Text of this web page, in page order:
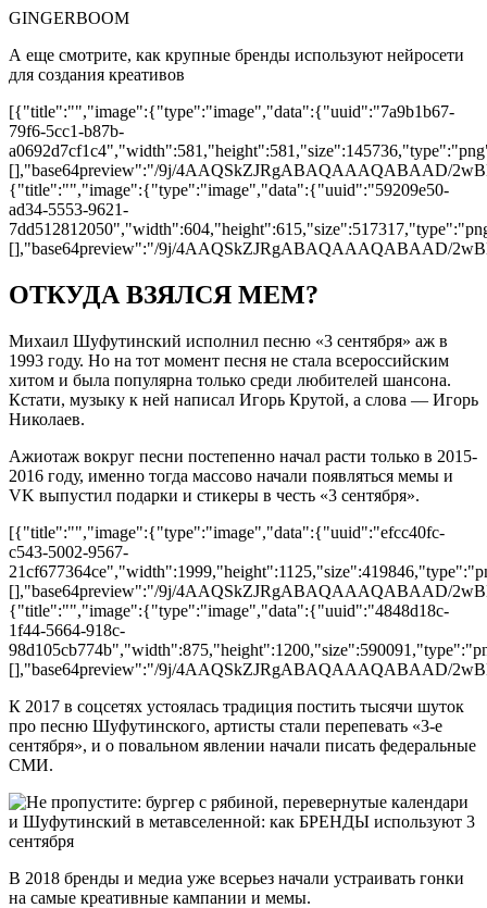
GINGERBOOM
А еще смотрите, как крупные бренды используют нейросети
для создания креативов
[{"title":"","image":{"type":"image","data":{"uuid":"7a9b1b67-
79f6-5cc1-b87b-
[],"base64preview":"/9j/4AAQSkZJRgABAQAAAQABAAD/
{"title":"","image":{"type":"image","data":{"uuid":"59209e50-
ad34-5553-9621-
[],"base64preview":"/9j/4AAQSkZJRgABAQAAAQABAAD/
ОТКУДА ВЗЯЛСЯ МЕМ?
Михаил Шуфутинский исполнил песню «3 сентября» аж в
1993 году. Но на тот момент песня не стала всероссийским
хитом и была популярна только среди любителей шансона.
Кстати, музыку к ней написал Игорь Крутой, а слова — Игорь
Николаев.
Ажиотаж вокруг песни постепенно начал расти только в 2015-
2016 году, именно тогда массово начали появляться мемы и
VK выпустил подарки и стикеры в честь «3 сентября».
[{"title":"","image":{"type":"image","data":{"uuid":"efcc40fc-
c543-5002-9567-
[],"base64preview":"/9j/4AAQSkZJRgABAQAAAQABAAD/
{"title":"","image":{"type":"image","data":{"uuid":"4848d18c-
1f44-5664-918c-
[],"base64preview":"/9j/4AAQSkZJRgABAQAAAQABAAD/
К 2017 в соцсетях устоялась традиция постить тысячи шуток
про песню Шуфутинского, артисты стали перепевать «3-е
сентября», и о повальном явлении начали писать федеральные
СМИ.
В 2018 бренды и медиа уже всерьез начали устраивать гонки
на самые креативные кампании и мемы.